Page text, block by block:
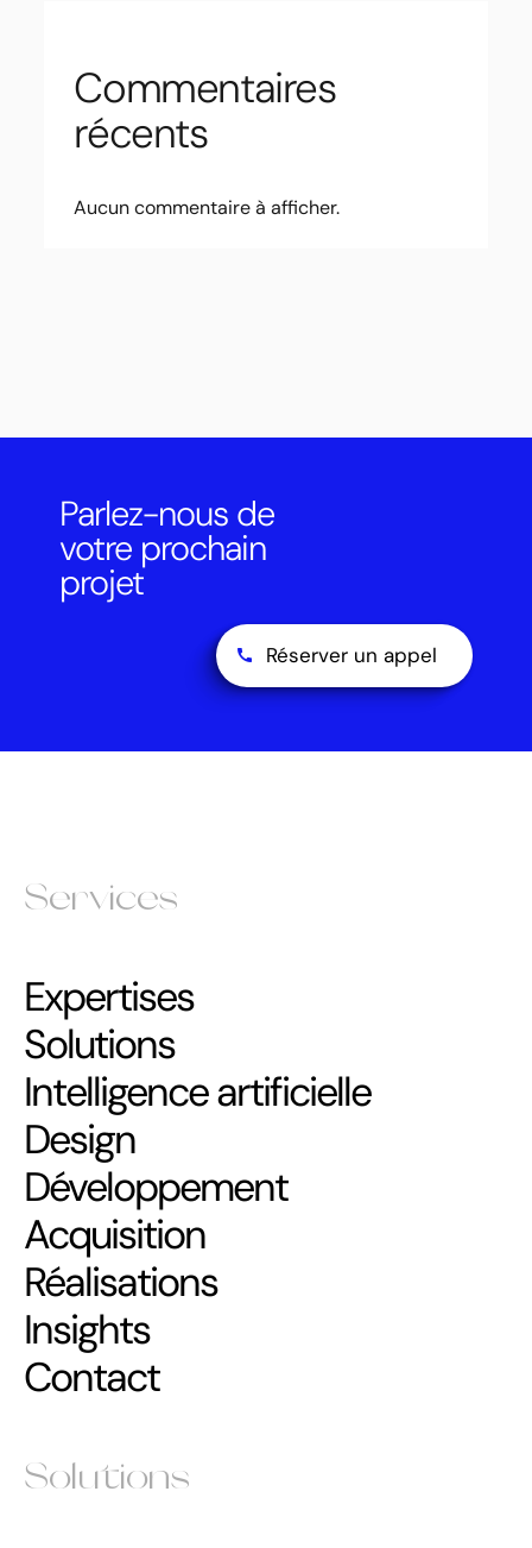
Commentaires
récents
Aucun commentaire à afficher.
Parlez-nous de
votre prochain
projet
Réserver un appel
Services
Expertises
Solutions
Intelligence artificielle
Design
Développement
Acquisition
Réalisations
Insights
Contact
Solutions